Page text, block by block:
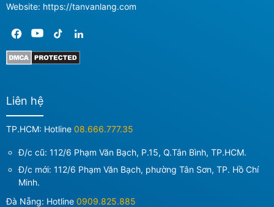
Website: https://tanvanlang.com
Liên hệ
TP.HCM: Hotline 08.666.777.35
Đ/c cũ: 112/6 Phạm Văn Bạch, P.15, Q.Tân Bình, TP.HCM.
Đ/c mới: 112/6 Phạm Văn Bạch, phường Tân Sơn, TP. Hồ Chí
Minh.
Đà Nẵng: Hotline 0909.825.885